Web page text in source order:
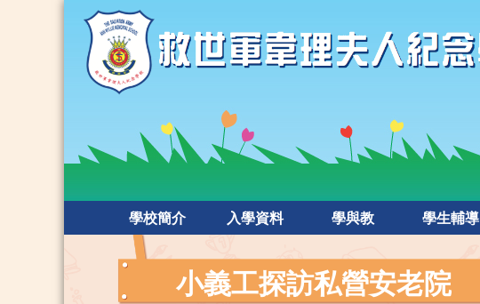
學校簡介 入學資料 學與教 學生輔導
小義工探訪私營安老院